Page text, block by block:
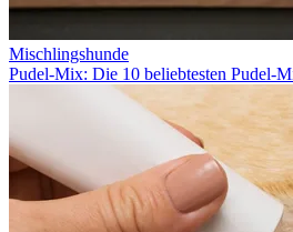
Mischlingshunde
Pudel-Mix: Die 10 beliebtesten Pudel-